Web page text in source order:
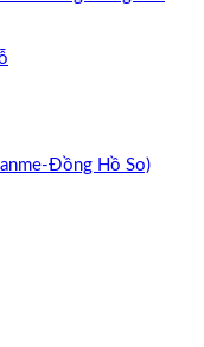
Đồng Hồ So)